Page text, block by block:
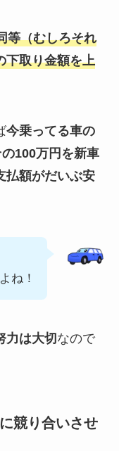
等（むしろそれ
下取り金額を上
今乗ってる車の
100万円を新車
払額がだいぶ安
ね！
力は大切なので
競り合いさせ